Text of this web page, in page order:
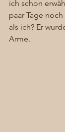
ich schon
paar Tage
als ich? Er
Arme.